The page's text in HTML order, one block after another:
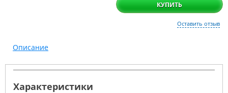
КУПИТЬ
Оставить отзыв
Описание
Характеристики